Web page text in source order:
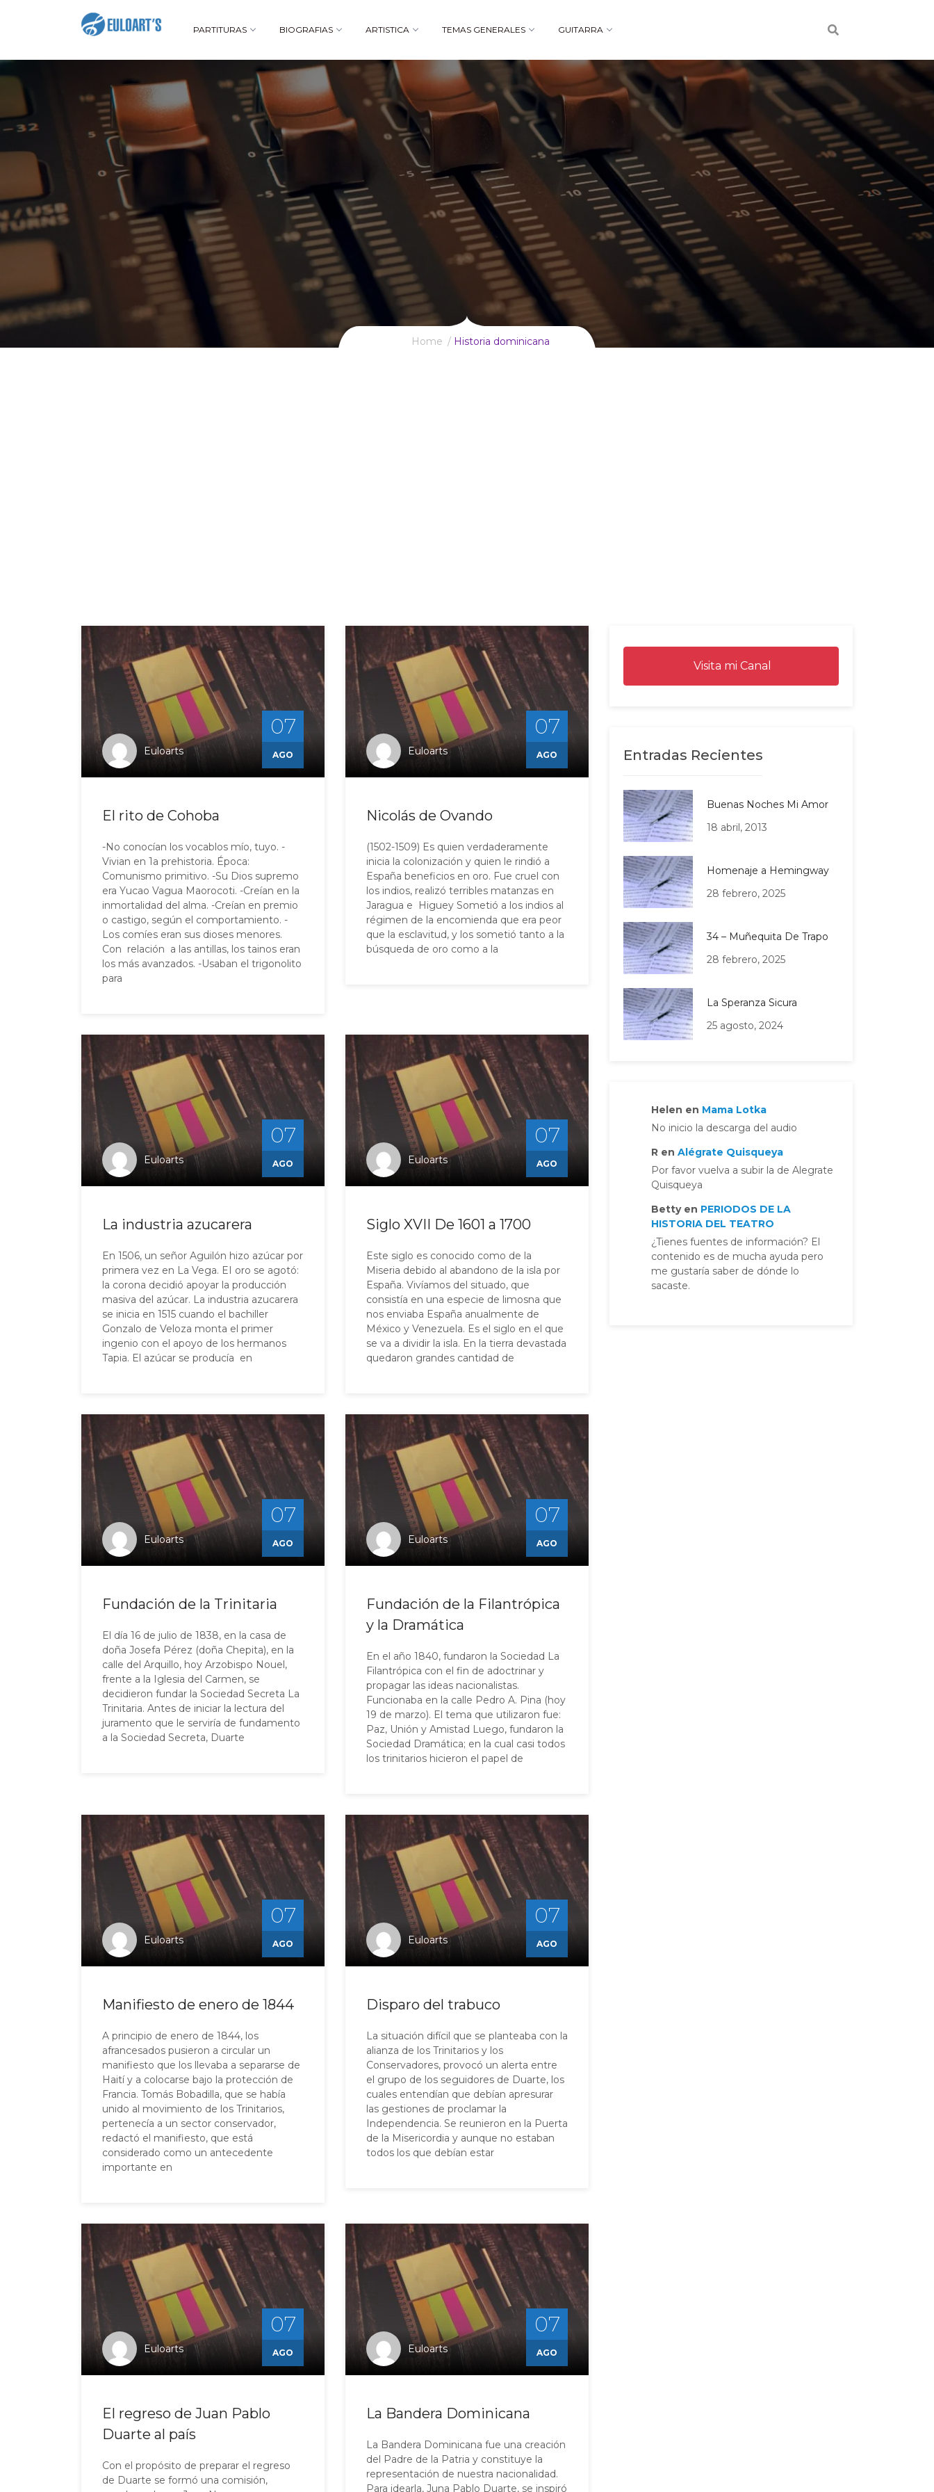
PARTITURAS BIOGRAFIAS ARTISTICA TEMAS GENERALES GUITARRA
Home Historia dominicana
Euloarts
07
AGO
El rito de Cohoba
-No conocían los vocablos mío, tuyo. -
Vivian en 1a prehistoria. Época:
Comunismo primitivo. -Su Dios supremo
era Yucao Vagua Maorocoti. -Creían en la
inmortalidad del alma. -Creían en premio
o castigo, según el comportamiento. -
Los comíes eran sus dioses menores.
Con relación a las antillas, los tainos eran
los más avanzados. -Usaban el trigonolito
para
Euloarts
07
AGO
Nicolás de Ovando
(1502-1509) Es quien verdaderamente
inicia la colonización y quien le rindió a
España beneficios en oro. Fue cruel con
los indios, realizó terribles matanzas en
Jaragua e Higuey Sometió a los indios al
régimen de la encomienda que era peor
que la esclavitud, y los sometió tanto a la
búsqueda de oro como a la
Euloarts
07
AGO
La industria azucarera
En 1506, un señor Aguilón hizo azúcar por
primera vez en La Vega. EI oro se agotó:
la corona decidió apoyar la producción
masiva del azúcar. La industria azucarera
se inicia en 1515 cuando el bachiller
Gonzalo de Veloza monta el primer
ingenio con el apoyo de los hermanos
Tapia. El azúcar se producía en
Euloarts
07
AGO
Siglo XVII De 1601 a 1700
Este siglo es conocido como de la
Miseria debido al abandono de la isla por
España. Vivíamos del situado, que
consistía en una especie de limosna que
nos enviaba España anualmente de
México y Venezuela. Es el siglo en el que
se va a dividir la isla. En la tierra devastada
quedaron grandes cantidad de
Euloarts
07
AGO
Fundación de la Trinitaria
El día 16 de julio de 1838, en la casa de
doña Josefa Pérez (doña Chepita), en la
calle del Arquillo, hoy Arzobispo Nouel,
frente a la Iglesia del Carmen, se
decidieron fundar la Sociedad Secreta La
Trinitaria. Antes de iniciar la lectura del
juramento que le serviría de fundamento
a la Sociedad Secreta, Duarte
Euloarts
07
AGO
Fundación de la Filantrópica
y la Dramática
En el año 1840, fundaron la Sociedad La
Filantrópica con el fin de adoctrinar y
propagar las ideas nacionalistas.
Funcionaba en la calle Pedro A. Pina (hoy
19 de marzo). El tema que utilizaron fue:
Paz, Unión y Amistad Luego, fundaron la
Sociedad Dramática; en la cual casi todos
los trinitarios hicieron el papel de
Euloarts
07
AGO
Manifiesto de enero de 1844
A principio de enero de 1844, los
afrancesados pusieron a circular un
manifiesto que los llevaba a separarse de
Haití y a colocarse bajo la protección de
Francia. Tomás Bobadilla, que se había
unido al movimiento de los Trinitarios,
pertenecía a un sector conservador,
redactó el manifiesto, que está
considerado como un antecedente
importante en
Euloarts
07
AGO
Disparo del trabuco
La situación difícil que se planteaba con la
alianza de los Trinitarios y los
Conservadores, provocó un alerta entre
el grupo de los seguidores de Duarte, los
cuales entendían que debían apresurar
las gestiones de proclamar la
Independencia. Se reunieron en la Puerta
de la Misericordia y aunque no estaban
todos los que debían estar
Euloarts
07
AGO
El regreso de Juan Pablo
Duarte al país
Con el propósito de preparar el regreso
de Duarte se formó una comisión,
Euloarts
07
AGO
La Bandera Dominicana
La Bandera Dominicana fue una creación
del Padre de la Patria y constituye la
representación de nuestra nacionalidad.
Para idearla, Juna Pablo Duarte, se inspiró
Visita mi Canal
Entradas Recientes
Buenas Noches Mi Amor
18 abril, 2013
Homenaje a Hemingway
28 febrero, 2025
34 – Muñequita De Trapo
28 febrero, 2025
La Speranza Sicura
25 agosto, 2024
Helen en Mama Lotka
No inicio la descarga del audio
R en Alégrate Quisqueya
Por favor vuelva a subir la de Alegrate
Quisqueya
Bettyen PERIODOS DE LA
HISTORIA DEL TEATRO
¿Tienes fuentes de información? El
contenido es de mucha ayuda pero
me gustaría saber de dónde lo
sacaste.